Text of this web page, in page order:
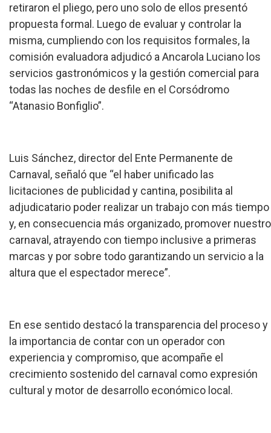
retiraron el pliego, pero uno solo de ellos presentó
propuesta formal. Luego de evaluar y controlar la
misma, cumpliendo con los requisitos formales, la
comisión evaluadora adjudicó a Ancarola Luciano los
servicios gastronómicos y la gestión comercial para
todas las noches de desfile en el Corsódromo
“Atanasio Bonfiglio”.
Luis Sánchez, director del Ente Permanente de
Carnaval, señaló que “el haber unificado las
licitaciones de publicidad y cantina, posibilita al
adjudicatario poder realizar un trabajo con más tiempo
y, en consecuencia más organizado, promover nuestro
carnaval, atrayendo con tiempo inclusive a primeras
marcas y por sobre todo garantizando un servicio a la
altura que el espectador merece”.
En ese sentido destacó la transparencia del proceso y
la importancia de contar con un operador con
experiencia y compromiso, que acompañe el
crecimiento sostenido del carnaval como expresión
cultural y motor de desarrollo económico local.